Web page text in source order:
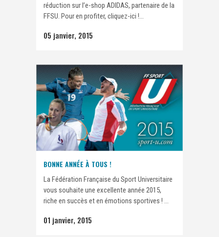
réduction sur l’e-shop ADIDAS, partenaire de la
FFSU. Pour en profiter, cliquez-ici !...
05 janvier, 2015
BONNE ANNÉE À TOUS !
La Fédération Française du Sport Universitaire
vous souhaite une excellente année 2015,
riche en succès et en émotions sportives ! ...
01 janvier, 2015